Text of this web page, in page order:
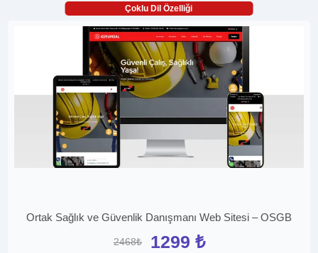
Çoklu Dil Özelliği
Ortak Sağlık ve Güvenlik Danışmanı Web Sitesi – OSGB
2468₺ 1299 ₺